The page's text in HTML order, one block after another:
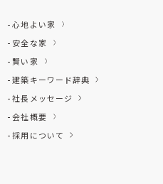
心地よい家
安全な家
賢い家
建築キーワード辞典
社長メッセージ
会社概要
採用について